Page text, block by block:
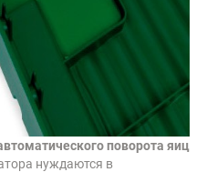
поворота яиц
нуждаются в